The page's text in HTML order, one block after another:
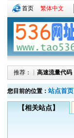
首页 繁体中文
推荐：┊ 高速流量代码
您目前的位置： 站点首页
【相关站点】